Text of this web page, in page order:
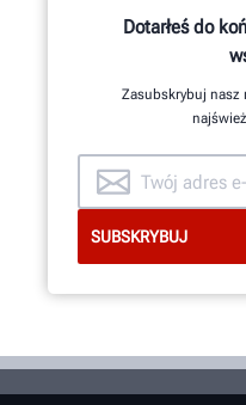
Dotarłeś do
Zasubskrybuj nasz